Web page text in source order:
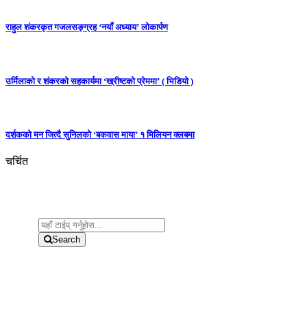
राहुल शंकरकृत गजलसङ्ग्रह ‘नयाँ अध्याय’ लोकार्पण
उर्मिलाको र शंकरको सहकार्यमा ‘ख्रीष्टको प्रेममा’ ( भिडियो )
दर्शकको मन जित्दै सुनिलको ‘बकवास माया’ १ मिलियन क्लबमा
चर्चित
Search